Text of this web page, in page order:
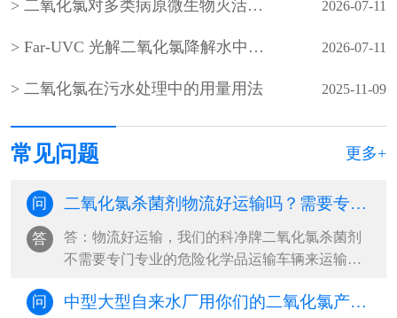
二氧化氯对多类病原微生物灭活效能及水体生物膜剥离效果研究 2026-07-11
Far-UVC 光解二氧化氯降解水中微量有机污染物：光源筛选、氧化路径与消毒副产物风险评估 2026-07-11
二氧化氯在污水处理中的用量用法 2025-11-09
常见问题 更多+
问 二氧化氯杀菌剂物流好运输吗？需要专业的危化品运输车辆吗？
答
答：物流好运输，我们的科净牌二氧化氯杀菌剂
不需要专门专业的危险化学品运输车辆来运输。
问 中型大型自来水厂用你们的二氧化氯产品合适？